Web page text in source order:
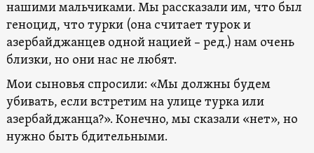
нашими мальчиками. Мы рассказали им, что был
геноцид, что турки (она считает турок и
азербайджанцев одной нацией – ред.) нам очень
близки, но они нас не любят.
Мои сыновья спросили: «Мы должны будем
убивать, если встретим на улице турка или
азербайджанца?». Конечно, мы сказали «нет», но
нужно быть бдительными.